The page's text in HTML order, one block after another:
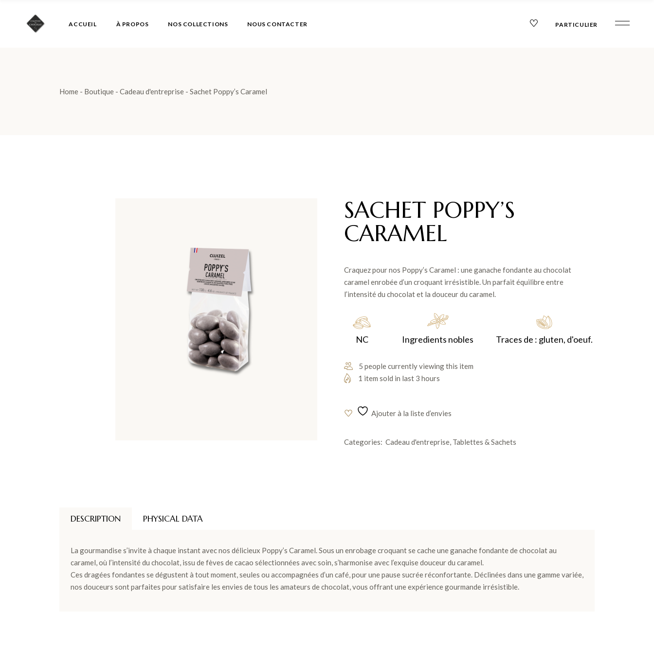
ACCUEIL À PROPOS NOS COLLECTIONS NOUS CONTACTER PARTICULIER
Home Boutique Cadeau d'entreprise Sachet Poppy’s Caramel
SACHET POPPY’S
CARAMEL
Craquez pour nos Poppy’s Caramel : une ganache fondante au chocolat
caramel enrobée d’un croquant irrésistible. Un parfait équilibre entre
l’intensité du chocolat et la douceur du caramel.
NC Ingredients nobles Traces de : gluten, d'oeuf.
5 people currently viewing this item
1 item sold in last 3 hours
Ajouter à la liste d’envies
Categories: Cadeau d'entreprise Tablettes & Sachets
DESCRIPTION PHYSICAL DATA
La gourmandise s’invite à chaque instant avec nos délicieux Poppy’s Caramel. Sous un enrobage croquant se cache une ganache fondante de chocolat au
caramel, où l’intensité du chocolat, issu de fèves de cacao sélectionnées avec soin, s’harmonise avec l’exquise douceur du caramel.
Ces dragées fondantes se dégustent à tout moment, seules ou accompagnées d’un café, pour une pause sucrée réconfortante. Déclinées dans une gamme variée,
nos douceurs sont parfaites pour satisfaire les envies de tous les amateurs de chocolat, vous offrant une expérience gourmande irrésistible.